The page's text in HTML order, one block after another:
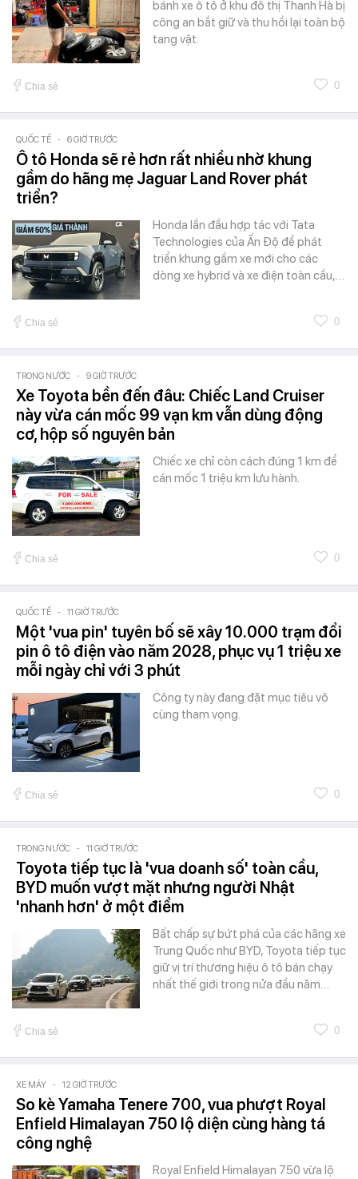
bánh xe ô tô ở khu đô thị Thanh Hà bị
công an bắt giữ và thu hồi lại toàn bộ
tang vật.
Chia sẻ 0
QUỐC TẾ - 6 GIỜ TRƯỚC
Ô tô Honda sẽ rẻ hơn rất nhiều nhờ khung
gầm do hãng mẹ Jaguar Land Rover phát
triển?
Honda lần đầu hợp tác với Tata
Technologies của Ấn Độ để phát
triển khung gầm xe mới cho các
dòng xe hybrid và xe điện toàn cầu,…
Chia sẻ 0
TRONG NƯỚC - 9 GIỜ TRƯỚC
Xe Toyota bền đến đâu: Chiếc Land Cruiser
này vừa cán mốc 99 vạn km vẫn dùng động
cơ, hộp số nguyên bản
Chiếc xe chỉ còn cách đúng 1 km để
cán mốc 1 triệu km lưu hành.
Chia sẻ 0
QUỐC TẾ - 11 GIỜ TRƯỚC
Một 'vua pin' tuyên bố sẽ xây 10.000 trạm đổi
pin ô tô điện vào năm 2028, phục vụ 1 triệu xe
mỗi ngày chỉ với 3 phút
Công ty này đang đặt mục tiêu vô
cùng tham vọng.
Chia sẻ 0
TRONG NƯỚC - 11 GIỜ TRƯỚC
Toyota tiếp tục là 'vua doanh số' toàn cầu,
BYD muốn vượt mặt nhưng người Nhật
'nhanh hơn' ở một điểm
Bất chấp sự bứt phá của các hãng xe
Trung Quốc như BYD, Toyota tiếp tục
giữ vị trí thương hiệu ô tô bán chạy
nhất thế giới trong nửa đầu năm…
Chia sẻ 0
XE MÁY - 12 GIỜ TRƯỚC
So kè Yamaha Tenere 700, vua phượt Royal
Enfield Himalayan 750 lộ diện cùng hàng tá
công nghệ
Royal Enfield Himalayan 750 vừa lộ